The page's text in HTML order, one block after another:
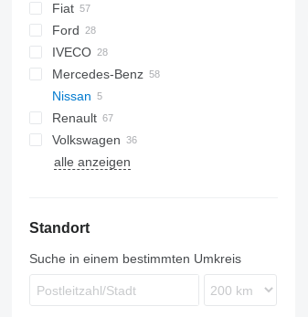
Berlingo
C-series
Jumper
Jumpy
Fiat
Doblo
Ducato
Scudo
Talento
Ford
Transit
H-series
IVECO
Daily
TGE
eDeliver
Mercedes-Benz
Citan
Sprinter
V-Class
Vario
Nissan
NV
NV400
Combo
Movano
Vivaro
Boxer
Expert
Partner
Renault
Kangoo
Master
Hiace
Proace
Volkswagen
Caddy
alle anzeigen
Standort
Suche in einem bestimmten Umkreis